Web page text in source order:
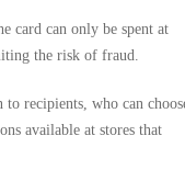
card can only be spent at
the risk of fraud.
recipients, who can
available at stores that